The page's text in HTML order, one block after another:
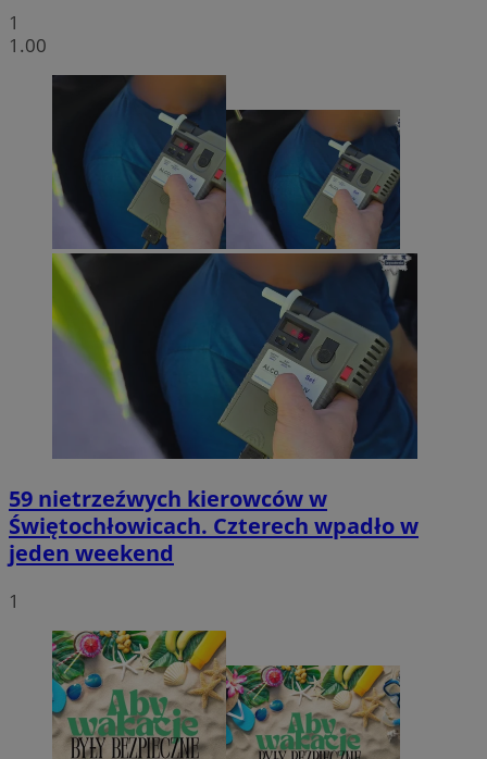
1
1.00
59 nietrzeźwych kierowców w
Świętochłowicach. Czterech wpadło w
jeden weekend
1